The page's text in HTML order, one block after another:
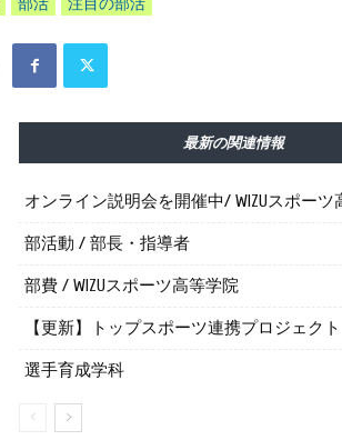
最新の関連情報
オンライン説明会を開催中/ WIZUスポーツ
部活動 / 部長・指導者
部費 / WIZUスポーツ高等学院
【更新】トップスポーツ連携プロジェクト
選手育成学科